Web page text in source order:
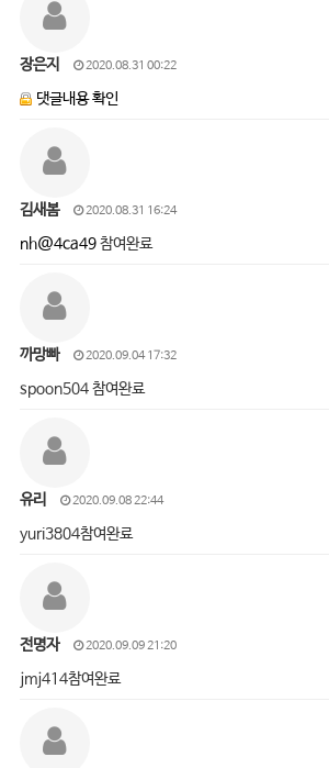
장은지 2020.08.31 00:22
댓글내용 확인
김새봄 2020.08.31 16:24
nh@4ca49참여완료
까망빠 2020.09.04 17:32
spoon504 참여완료
유리 2020.09.08 22:44
yuri3804참여완료
전명자 2020.09.09 21:20
jmj414참여완료